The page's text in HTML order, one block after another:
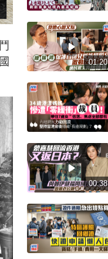
01:20
00:38